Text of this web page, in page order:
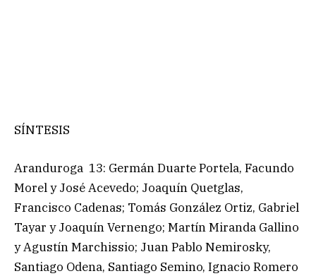
SÍNTESIS
Aranduroga 13: Germán Duarte Portela, Facundo
Morel y José Acevedo; Joaquín Quetglas,
Francisco Cadenas; Tomás González Ortiz, Gabriel
Tayar y Joaquín Vernengo; Martín Miranda Gallino
y Agustín Marchissio; Juan Pablo Nemirosky,
Santiago Odena, Santiago Semino, Ignacio Romero